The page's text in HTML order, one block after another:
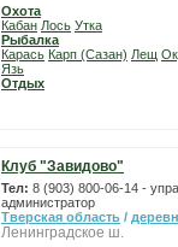
Охота
Кабан Лось Утка
Рыбалка
Карась Карп (Сазан) Лещ
Язь
Отдых
Клуб "Завидово"
Тел: 8 (903) 800-06-14 -
администратор
Тверская область /
Ленинградское ш.